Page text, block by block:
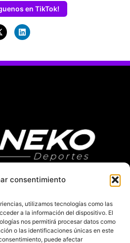
consentimiento
utilizamos tecnologías como las
a la información del dispositivo. El
nos permitirá procesar datos como
o las identificaciones únicas en este
puede afectar
en TikTok!
COMPETICIONES EUROPEAS
FÚTBOL INTERNACIONAL
NOSOTROS